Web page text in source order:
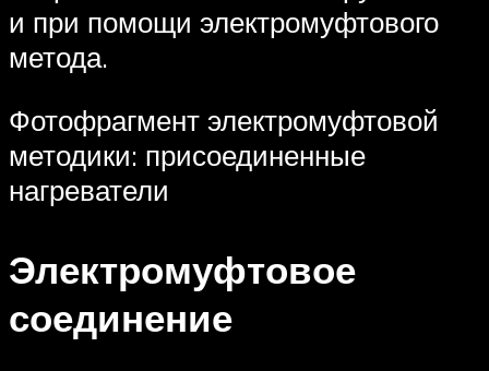
и при помощи электромуфтового
метода.
Фотофрагмент электромуфтовой
методики: присоединенные
нагреватели
Электромуфтовое
соединение